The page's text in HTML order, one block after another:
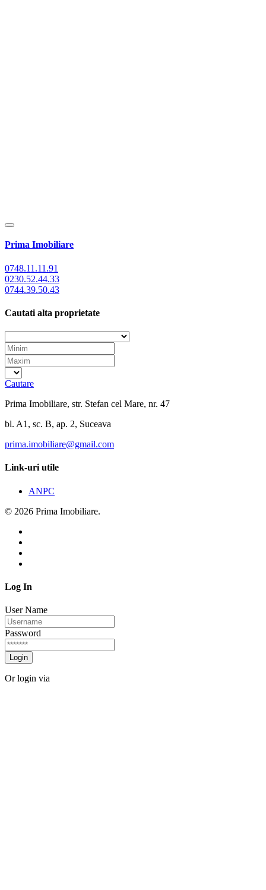
Prima Imobiliare
0748.11.11.91
0230.52.44.33
0744.39.50.43
Cautati alta proprietate
Cautare
Prima Imobiliare, str. Stefan cel Mare, nr. 47
bl. A1, sc. B, ap. 2, Suceava
prima.imobiliare@gmail.com
Link-uri utile
ANPC
© 2026 Prima Imobiliare.
Log In
User Name
Password
Login
Or login via